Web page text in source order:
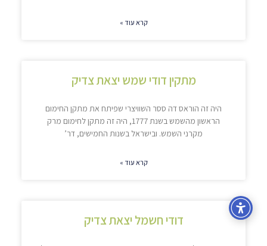
קרא עוד »
מתקין דודי שמש יצאת צדיק
היה זה הוראס דה ססר השוויצרי שפיתח את מתקן החימום
הראשון מהשמש בשנת 1777, היה זה מתקן לחימום מרק
מקרני השמש. ובישראל בשנות החמישים, דר’
קרא עוד »
דודי חשמל יצאת צדיק